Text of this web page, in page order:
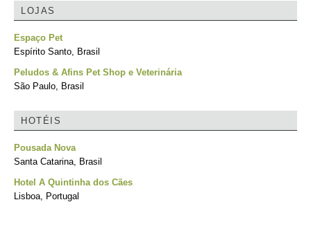
LOJAS
Espaço Pet
Espírito Santo, Brasil
Peludos & Afins Pet Shop e Veterinária
São Paulo, Brasil
HOTÉIS
Pousada Nova
Santa Catarina, Brasil
Hotel A Quintinha dos Cães
Lisboa, Portugal